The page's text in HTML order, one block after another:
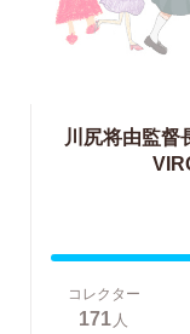
川尻将由監督
コレクター
171人